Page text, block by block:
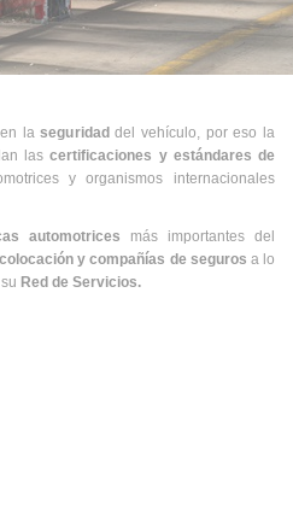
en laseguridaddel vehículo, por eso la
lascertificaciones y estándares de
y organismos internacionales
automotrices más importantes del
y compañías de seguros a lo
Red de Servicios.